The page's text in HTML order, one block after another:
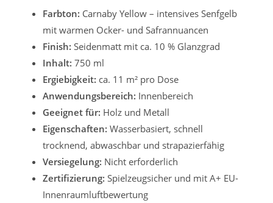
Farbton: Carnaby Yellow – intensives Senfgelb
mit warmen Ocker- und Safrannuancen
Finish: Seidenmatt mit ca. 10 % Glanzgrad
Inhalt: 750 ml
Ergiebigkeit: ca. 11 m² pro Dose
Anwendungsbereich: Innenbereich
Geeignet für: Holz und Metall
Eigenschaften: Wasserbasiert, schnell
trocknend, abwaschbar und strapazierfähig
Versiegelung: Nicht erforderlich
Zertifizierung: Spielzeugsicher und mit A+ EU-
Innenraumluftbewertung